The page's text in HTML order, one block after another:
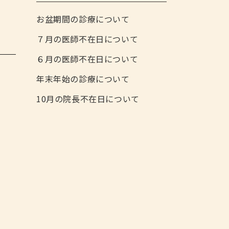
お盆期間の診療について
７月の医師不在日について
６月の医師不在日について
年末年始の診療について
10月の院長不在日について